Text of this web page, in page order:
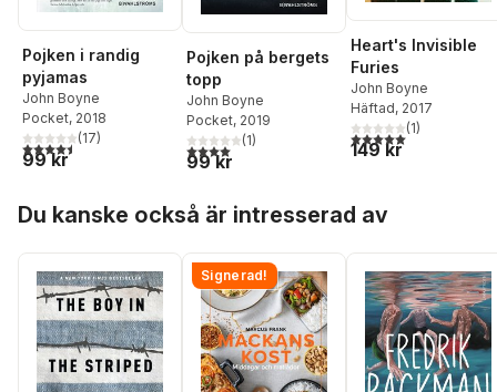
Pojken i randig
pyjamas
John Boyne
Pocket, 2018
4,5utav 5 stjärnor. Totalt antal röster:
(17)
99 kr
Pojken på bergets
topp
John Boyne
Pocket, 2019
4,0utav 5 stjärnor. Totalt antal röster:
(1)
99 kr
Heart's Invisible
Furies
John Boyne
Häftad, 2017
5,0utav 5 stjärnor.
(1)
149 kr
Du kanske också är intresserad av
Signerad!